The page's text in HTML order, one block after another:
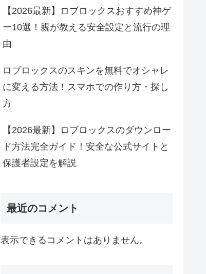
【2026最新】ロブロックスおすすめ神ゲ
ー10選！親が教える安全設定と流行の理
由
ロブロックスのスキンを無料でオシャレ
に変える方法！スマホでの作り方・探し
方
【2026最新】ロブロックスのダウンロー
ド方法完全ガイド！安全な公式サイトと
保護者設定を解説
最近のコメント
表示できるコメントはありません。